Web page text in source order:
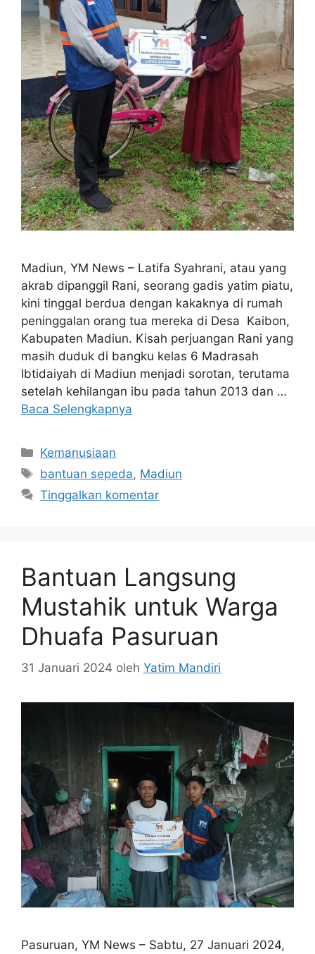
Madiun, YM News – Latifa Syahrani, atau yang
akrab dipanggil Rani, seorang gadis yatim piatu,
kini tinggal berdua dengan kakaknya di rumah
peninggalan orang tua mereka di Desa Kaibon,
Kabupaten Madiun. Kisah perjuangan Rani yang
masih duduk di bangku kelas 6 Madrasah
Ibtidaiyah di Madiun menjadi sorotan, terutama
setelah kehilangan ibu pada tahun 2013 dan …
Baca Selengkapnya
Kemanusiaan
bantuan sepeda, Madiun
Tinggalkan komentar
Bantuan Langsung
Mustahik untuk Warga
Dhuafa Pasuruan
31 Januari 2024 oleh Yatim Mandiri
Pasuruan, YM News – Sabtu, 27 Januari 2024,